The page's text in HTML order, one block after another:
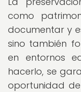
como
documentar y
sino también
en entornos
hacerlo, se
oportunidad